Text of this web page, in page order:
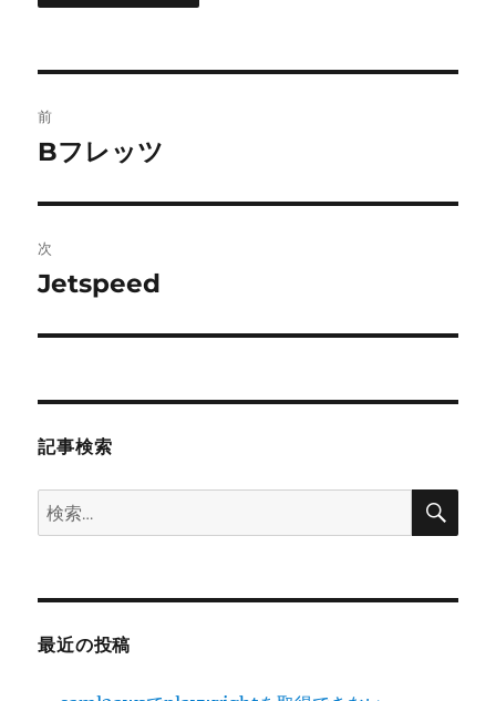
稿
ビ
ゲ
ー
前
前
投
稿:
Bフレッツ
次
次
投
Jetspeed
記事検索
検
索:
検
最近の投稿